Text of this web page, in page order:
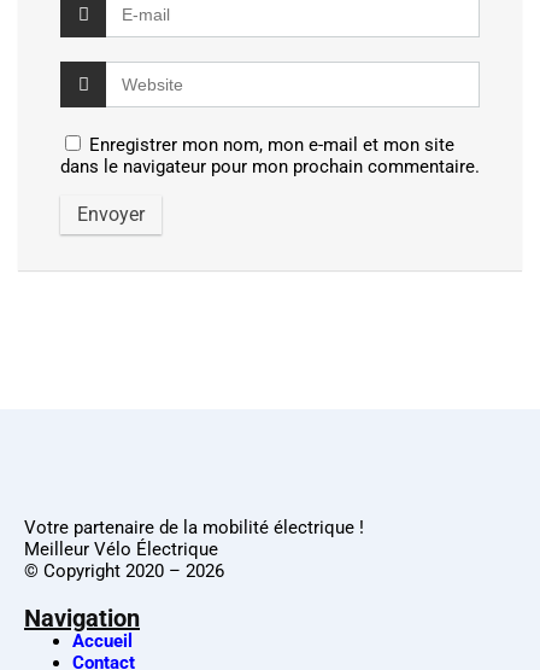
Enregistrer mon nom, mon e-mail et mon site
dans le navigateur pour mon prochain commentaire.
Votre partenaire de la mobilité électrique !
Meilleur Vélo Électrique
© Copyright 2020 – 2026
Navigation
Accueil
Contact